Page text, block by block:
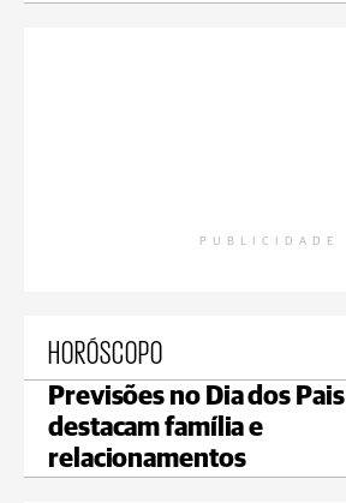
PUBLICIDADE
HORÓSCOPO
Previsões no Dia dos Pais
destacam família e
relacionamentos